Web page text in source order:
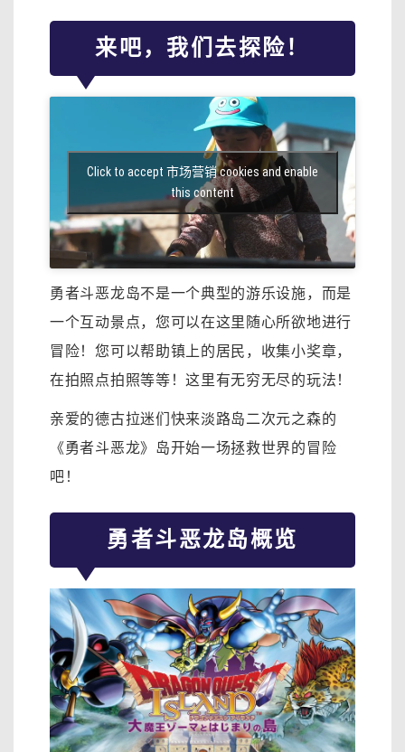
来吧，我们去探险！
Click to accept 市场营销 cookies and enable
this content
勇者斗恶龙岛不是一个典型的游乐设施，而是
一个互动景点，您可以在这里随心所欲地进行
冒险！您可以帮助镇上的居民，收集小奖章，
在拍照点拍照等等！这里有无穷无尽的玩法！
亲爱的德古拉迷们快来淡路岛二次元之森的
《勇者斗恶龙》岛开始一场拯救世界的冒险
吧！
勇者斗恶龙岛概览